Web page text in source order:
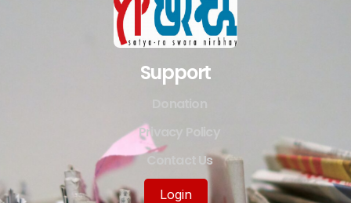
Support
Privacy Policy
Contact Us
Login